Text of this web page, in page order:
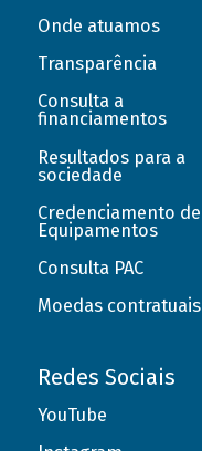
Onde atuamos
Transparência
Consulta a
financiamentos
Resultados para a
sociedade
Credenciamento de
Equipamentos
Consulta PAC
Moedas contratuais
Redes Sociais
YouTube